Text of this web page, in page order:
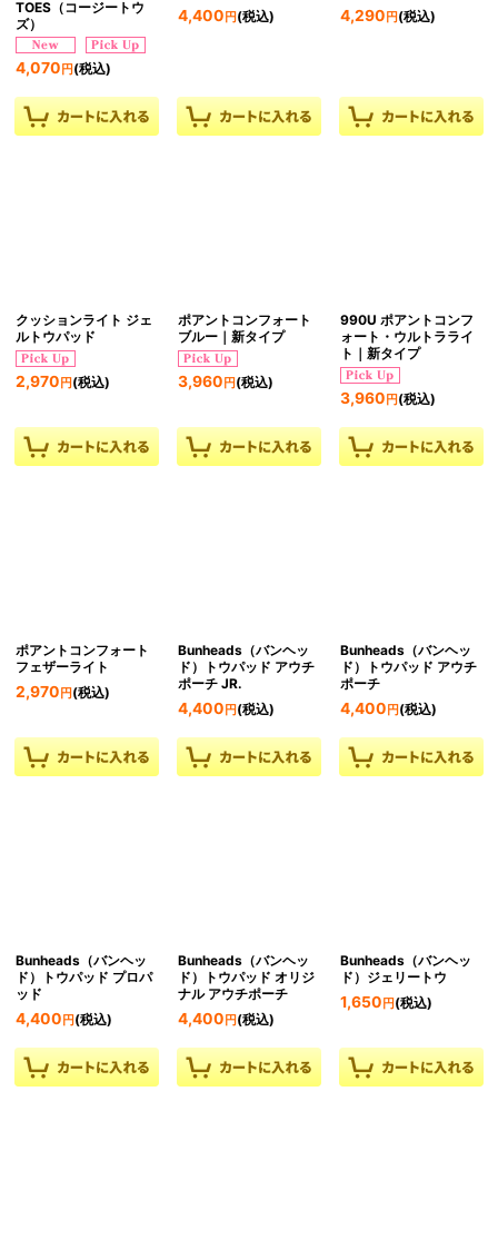
TOES（コージートウ
ズ）
4,070 円 (税込)
4,400 円(税込) 4,290 円(税込)
クッションライト ジェ
ルトウパッド
2,970 円 (税込)
ポアントコンフォート
ブルー｜新タイプ
3,960 円(税込)
990U ポアントコンフ
ォート・ウルトラライ
ト｜新タイプ
3,960 円(税込)
ポアントコンフォート
フェザーライト
2,970 円 (税込)
Bunheads（バンヘッ
ド）トウパッド アウチ
ポーチ JR.
4,400 円(税込)
Bunheads（バンヘッ
ド）トウパッド アウチ
ポーチ
4,400 円(税込)
Bunheads（バンヘッ
ド）トウパッド プロパ
ッド
4,400 円 (税込)
Bunheads（バンヘッ
ド）トウパッド オリジ
ナル アウチポーチ
4,400 円(税込)
Bunheads（バンヘッ
ド）ジェリートウ
1,650 円(税込)